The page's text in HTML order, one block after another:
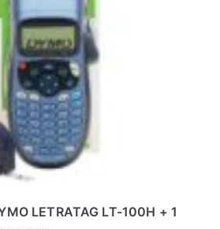
LETRATAG LT-100H + 1